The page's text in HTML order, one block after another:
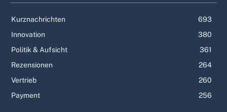
Kurznachrichten
693
Innovation
380
Politik & Aufsicht
361
Rezensionen
264
Vertrieb
260
Payment
256